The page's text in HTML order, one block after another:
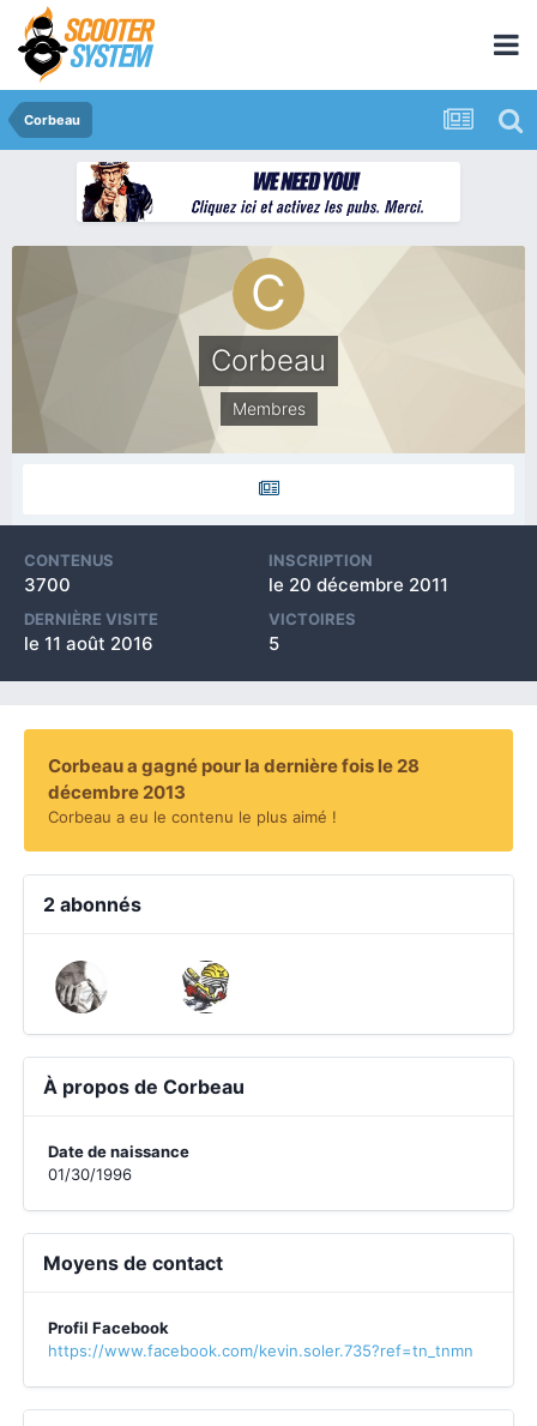
Corbeau
Corbeau
Membres
CONTENUS
3700
INSCRIPTION
le 20 décembre 2011
DERNIÈRE VISITE
le 11 août 2016
VICTOIRES
5
Corbeau a gagné pour la dernière fois le 28
décembre 2013
Corbeau a eu le contenu le plus aimé !
2 abonnés
À propos de Corbeau
Date de naissance
01/30/1996
Moyens de contact
Profil Facebook
https://www.facebook.com/kevin.soler.735?ref=tn_tnmn